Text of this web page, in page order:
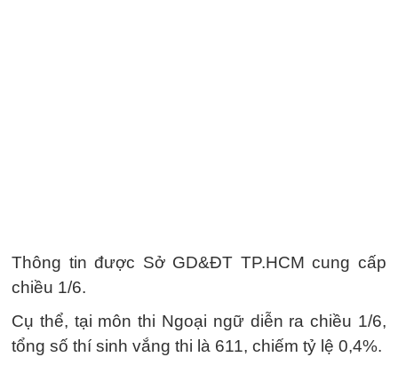
Thông tin được Sở GD&ĐT TP.HCM cung cấp
chiều 1/6.
Cụ thể, tại môn thi Ngoại ngữ diễn ra chiều 1/6,
tổng số thí sinh vắng thi là 611, chiếm tỷ lệ 0,4%.